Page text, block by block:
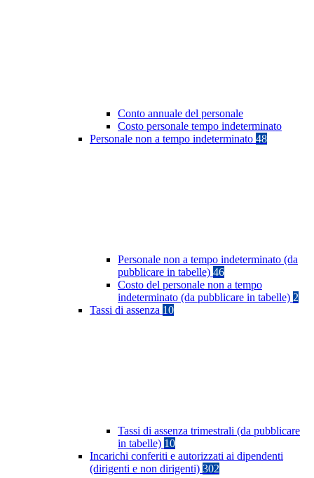
Conto annuale del personale
Costo personale tempo indeterminato
Personale non a tempo indeterminato 48
Personale non a tempo indeterminato (da
pubblicare in tabelle) 46
Costo del personale non a tempo
indeterminato (da pubblicare in tabelle) 2
Tassi di assenza 10
Tassi di assenza trimestrali (da pubblicare
in tabelle) 10
Incarichi conferiti e autorizzati ai dipendenti
(dirigenti e non dirigenti) 302